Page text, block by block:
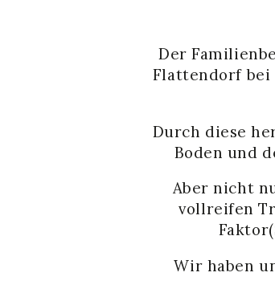
Der
Flattendorf bei
Durch diese
Boden und
Aber nicht
vollreifen
Wir haben